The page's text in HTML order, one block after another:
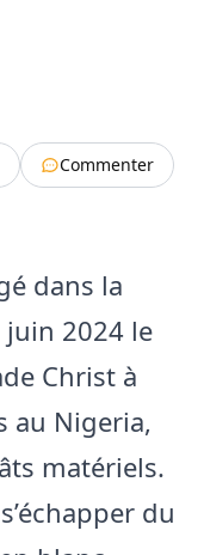
Commenter
dans la
2024 le
Christ à
au Nigeria,
matériels.
du